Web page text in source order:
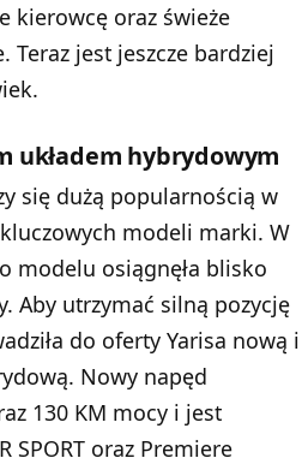
kierowcę oraz świeże
Teraz jest jeszcze bardziej
układem hybrydowym
się dużą popularnością w
modeli marki. W
modelu osiągnęła blisko
Aby utrzymać silną pozycję
do oferty Yarisa nową i
Nowy napęd
130 KM mocy i jest
SPORT oraz Premiere